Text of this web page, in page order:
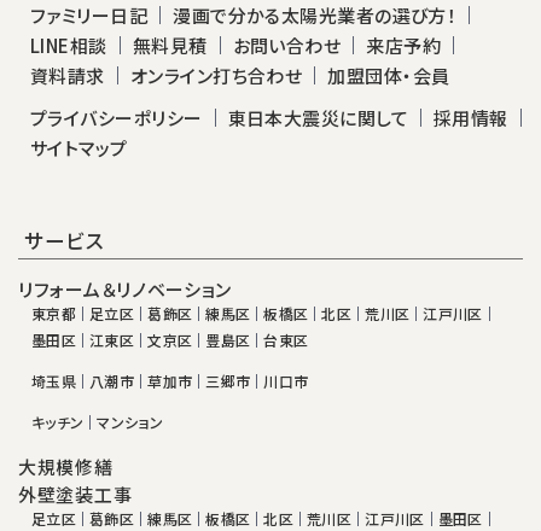
ファミリー日記
漫画で分かる太陽光業者の選び方！
LINE相談
無料見積 お問い合わせ
来店予約
資料請求
オンライン打ち合わせ
加盟団体・会員
プライバシーポリシー
東日本大震災に関して
採用情報
サイトマップ
サービス
リフォーム＆リノベーション
東京都 足立区 葛飾区 練馬区 板橋区 北区 荒川区
江戸川区
墨田区
江東区 文京区 豊島区
台東区
埼玉県
八潮市 草加市 三郷市
川口市
キッチン
マンション
大規模修繕
外壁塗装工事
足立区 葛飾区 練馬区 板橋区 北区 荒川区 江戸川区
墨田区